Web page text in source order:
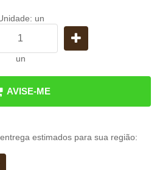
un
un
AVISE-ME
estimados para sua região: